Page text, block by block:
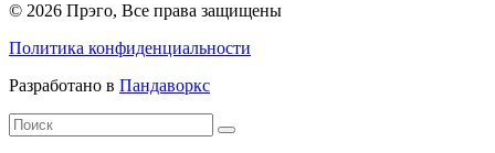
© 2026 Прэго, Все права защищены
Политика конфиденциальности
Разработано в Пандаворкс